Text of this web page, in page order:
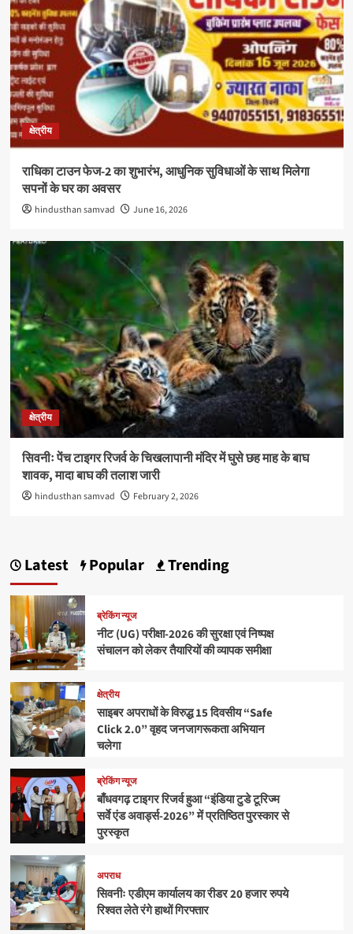
क्षेत्रीय
राधिका टाउन फेज-2 का शुभारंभ, आधुनिक सुविधाओं के साथ मिलेगा
सपनों के घर का अवसर
hindusthan samvad June 16, 2026
क्षेत्रीय
सिवनीः पेंच टाइगर रिजर्व के चिखलापानी मंदिर में घुसे छह माह के बाघ
शावक, मादा बाघ की तलाश जारी
hindusthan samvad February 2, 2026
Latest Popular Trending
ब्रेकिंग न्यूज
नीट (UG) परीक्षा-2026 की सुरक्षा एवं निष्पक्ष
संचालन को लेकर तैयारियों की व्यापक समीक्षा
क्षेत्रीय
साइबर अपराधों के विरुद्ध 15 दिवसीय “Safe
Click 2.0” वृहद जनजागरूकता अभियान
चलेगा
ब्रेकिंग न्यूज
बाँधवगढ़ टाइगर रिजर्व हुआ “इंडिया टुडे टूरिज्म
सर्वे एंड अवार्ड्स-2026” में प्रतिष्ठित पुरस्कार से
पुरस्कृत
अपराध
सिवनीः एडीएम कार्यालय का रीडर 20 हजार रुपये
रिश्वत लेते रंगे हाथों गिरफ्तार